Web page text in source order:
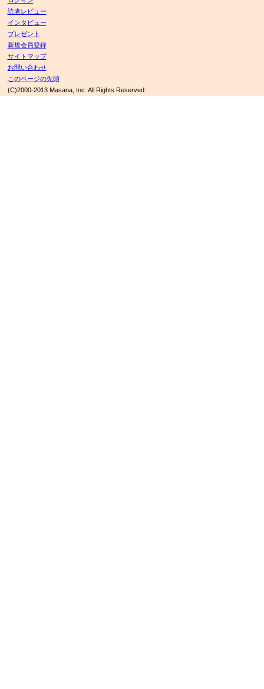
読者レビュー
インタビュー
プレゼント
新規会員登録
サイトマップ
お問い合わせ
このページの先頭
(C)2000-2013 Masana, Inc. All Rights Reserved.